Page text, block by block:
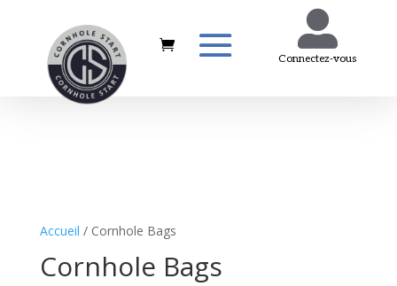

Connectez-vous
Accueil / Cornhole Bags
Cornhole Bags